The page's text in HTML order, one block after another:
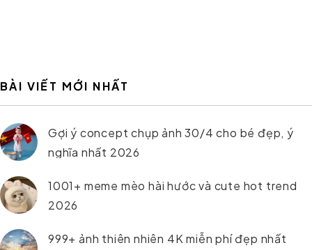
BÀI VIẾT MỚI NHẤT
Gợi ý concept chụp ảnh 30/4 cho bé đẹp, ý
nghĩa nhất 2026
1001+ meme mèo hài hước và cute hot trend
2026
999+ ảnh thiên nhiên 4K miễn phí đẹp nhất